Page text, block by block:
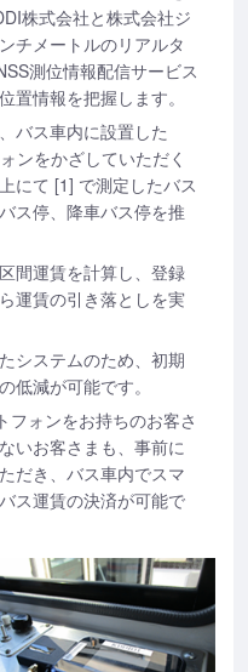
株式会社と株式会社ジ
チメートルのリアルタ
測位情報配信サービス
置情報を把握します。
バス車内に設置した
ンをかざしていただく
にて [1] で測定したバス
ス停、降車バス停を推
間運賃を計算し、登録
運賃の引き落としを実
システムのため、初期
低減が可能です。
フォンをお持ちのお客さ
いお客さまも、事前に
だき、バス車内でスマ
ス運賃の決済が可能で